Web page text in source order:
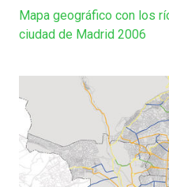
Mapa geográfico con los
ciudad de Madrid 2006